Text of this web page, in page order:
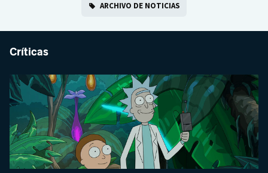
ARCHIVO DE NOTICIAS
Críticas